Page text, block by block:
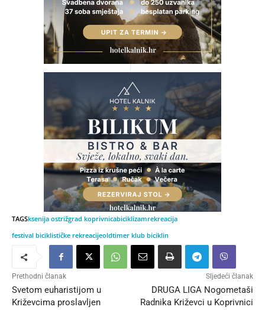
TAGSksenija ostrižgrad koprivnicabiciklizamrekreacija
festival biciklističke rekreacijeoldtimer klub biciklin
Prethodni članak
Svetom euharistijom u
Križevcima proslavljen
Sljedeći članak
DRUGA LIGA Nogometaši
Radnika Križevci u Koprivnici